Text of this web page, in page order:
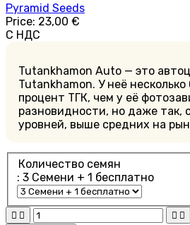
Pyramid Seeds
Price: 23,00 €
С НДС
Tutankhamon Auto — это
Tutankhamon. У неё несколько
процент ТГК, чем у её
разновидности, но даже так,
уровней, выше средних на
Количество семян
: 3 Cемени + 1 бесплатно
   